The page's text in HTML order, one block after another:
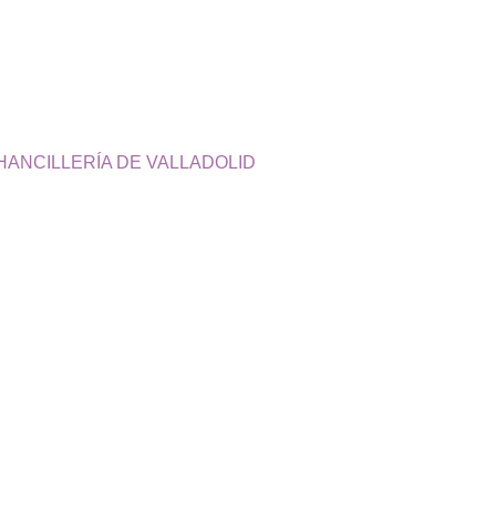
DE VALLADOLID